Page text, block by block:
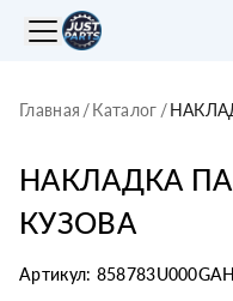
Главная /Каталог /
НАКЛАДКА
КУЗОВА
Артикул: 858783U000GAH